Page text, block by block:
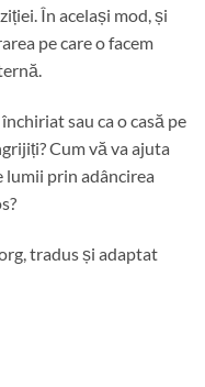
În același mod, și
pe care o facem
sau ca o casă pe
Cum vă va ajuta
lumii prin adâncirea
tradus și adaptat